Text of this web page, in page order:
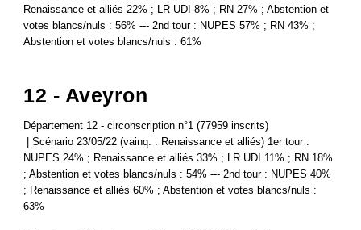
Renaissance et alliés 22% ; LR UDI 8% ; RN 27% ; Abstention et
votes blancs/nuls : 56% --- 2nd tour : NUPES 57% ; RN 43% ;
Abstention et votes blancs/nuls : 61%
12 - Aveyron
Département 12 - circonscription n°1 (77959 inscrits)
| Scénario 23/05/22 (vainq. : Renaissance et alliés) 1er tour :
NUPES 24% ; Renaissance et alliés 33% ; LR UDI 11% ; RN 18%
; Abstention et votes blancs/nuls : 54% --- 2nd tour : NUPES 40%
; Renaissance et alliés 60% ; Abstention et votes blancs/nuls :
63%